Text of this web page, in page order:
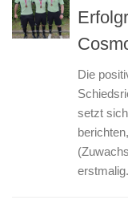
Die
setzt